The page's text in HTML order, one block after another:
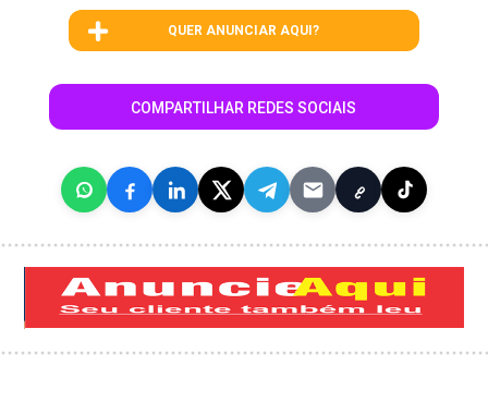
QUER ANUNCIAR AQUI?
COMPARTILHAR REDES SOCIAIS